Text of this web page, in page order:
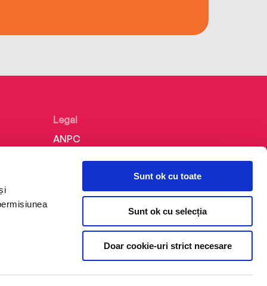
Sunt ok cu toate
Sunt ok cu selecția
Doar cookie-uri strict necesare
Legal
ANPC
Politica de confidențialitate
Termeni și condiții